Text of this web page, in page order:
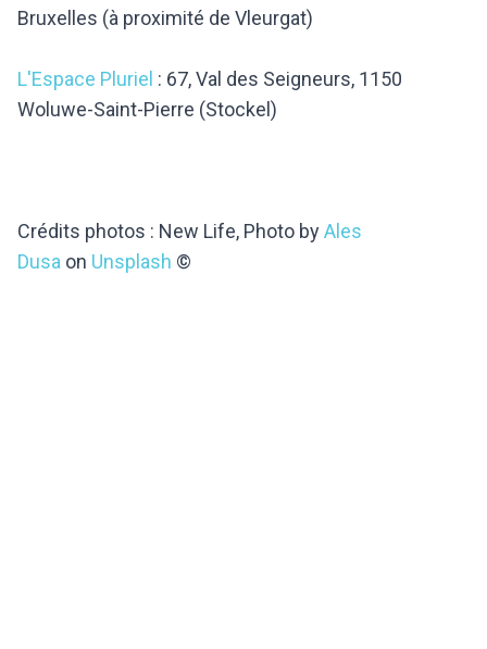
Bruxelles (à proximité de Vleurgat)
L'Espace Pluriel : 67, Val des Seigneurs, 1150
Woluwe-Saint-Pierre (Stockel)
Crédits photos : New Life, Photo byAles
Dusa on Unsplash ©